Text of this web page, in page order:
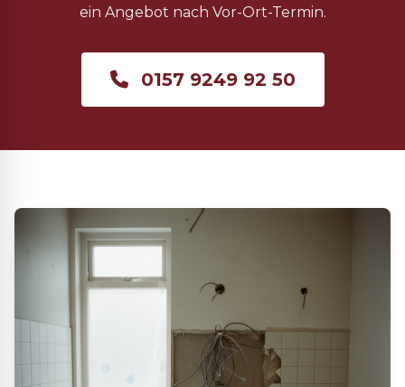
ein Angebot nach Vor-Ort-Termin.
0157 9249 92 50